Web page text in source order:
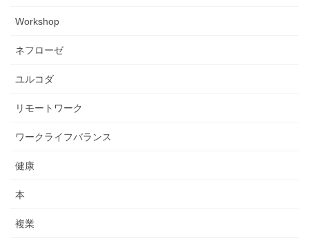
Workshop
ネフローゼ
ユルコダ
リモートワーク
ワークライフバランス
健康
本
複業